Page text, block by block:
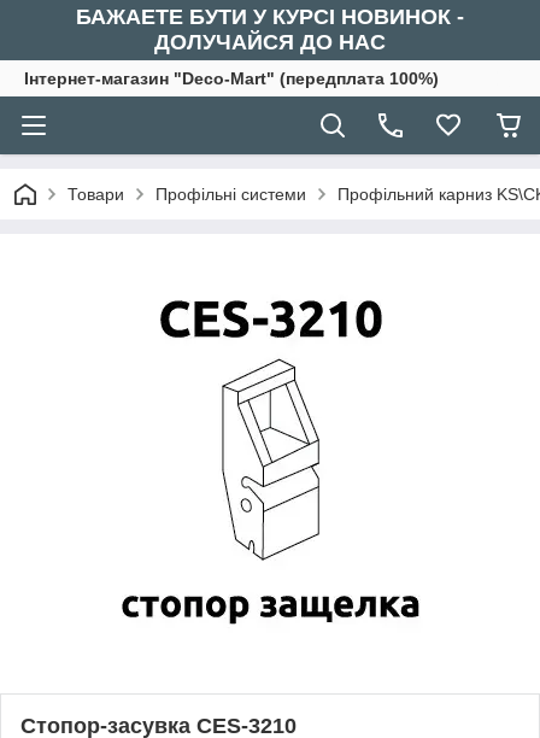
БАЖАЕТЕ БУТИ У КУРСІ НОВИНОК -
ДОЛУЧАЙСЯ ДО НАС
Інтернет-магазин "Deco-Mart" (передплата 100%)
Товари Профільні системи Профільний карниз
Стопор-засувка CES-3210